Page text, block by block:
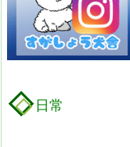
日常